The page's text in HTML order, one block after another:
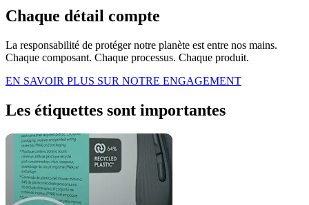
Chaque détail compte
La responsabilité de protéger notre planète est entre nos mains.
Chaque composant. Chaque processus. Chaque produit.
EN SAVOIR PLUS SUR NOTRE ENGAGEMENT
Les étiquettes sont importantes